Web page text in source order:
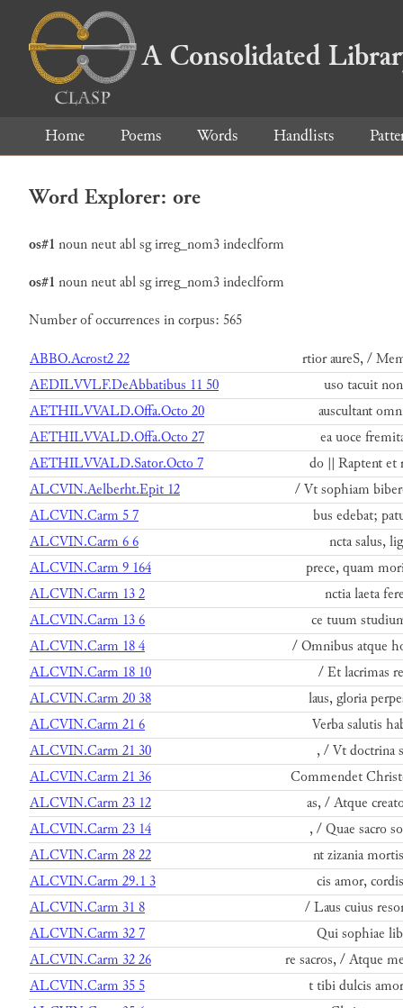
A Consolidated
Home Poems Words Handlists
Word Explorer: ore
os#1 nounneutablsgirreg_nom3indeclform
os#1 nounneutablsgirreg_nom3indeclform
Number of occurrences in corpus: 565
ABBO.Acrost2 22
rtior aureS, /
AEDILVVLF.DeAbbatibus 11 50
uso tacuit
AETHILVVALD.Offa.Octo 20
auscultant
AETHILVVALD.Offa.Octo 27
ea uoce
AETHILVVALD.Sator.Octo 7
do || Raptent et
ALCVIN.Aelberht.Epit 12
/ Vt sophiam
ALCVIN.Carm 5 7
bus edebat;
ALCVIN.Carm 6 6
ncta salus,
ALCVIN.Carm 9 164
prece, quam
ALCVIN.Carm 13 2
nctia laeta
ALCVIN.Carm 13 6
ce tuum
ALCVIN.Carm 18 4
/ Omnibus atque
ALCVIN.Carm 18 10
/ Et lacrimas
ALCVIN.Carm 20 38
laus, gloria
ALCVIN.Carm 21 6
Verba salutis
ALCVIN.Carm 21 30
, / Vt doctrina
ALCVIN.Carm 21 36
Commendet
ALCVIN.Carm 23 12
as, / Atque
ALCVIN.Carm 23 14
, / Quae sacro
ALCVIN.Carm 28 22
nt zizania
ALCVIN.Carm 29.1 3
cis amor,
ALCVIN.Carm 31 8
/ Laus cuius
ALCVIN.Carm 32 7
Qui sophiae
ALCVIN.Carm 32 26
re sacros, / Atque
ALCVIN.Carm 35 5
t tibi dulcis